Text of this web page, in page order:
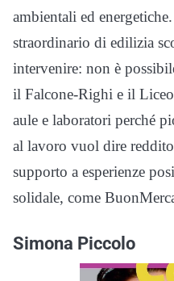
ambientali ed
straordinario di edilizia
intervenire: non è
il Falcone-Righi e il
aule e laboratori perché
al lavoro vuol dire
supporto a esperienze
solidale, come
Simona Piccolo